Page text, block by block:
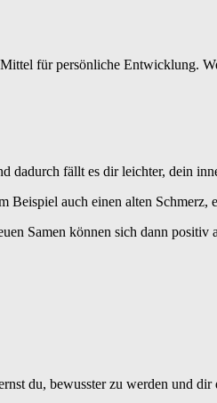
für persönliche Entwicklung.
dadurch fällt es dir leichter, dein
auch einen alten Schmerz,
Samen können sich dann positiv
du, bewusster zu werden und